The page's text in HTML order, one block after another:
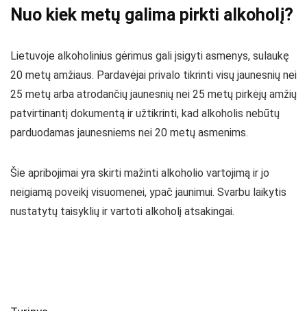
Nuo kiek metų galima pirkti alkoholį?
Lietuvoje alkoholinius gėrimus gali įsigyti asmenys, sulaukę
20 metų amžiaus. Pardavėjai privalo tikrinti visų jaunesnių nei
25 metų arba atrodančių jaunesnių nei 25 metų pirkėjų amžių
patvirtinantį dokumentą ir užtikrinti, kad alkoholis nebūtų
parduodamas jaunesniems nei 20 metų asmenims.
Šie apribojimai yra skirti mažinti alkoholio vartojimą ir jo
neigiamą poveikį visuomenei, ypač jaunimui. Svarbu laikytis
nustatytų taisyklių ir vartoti alkoholį atsakingai.